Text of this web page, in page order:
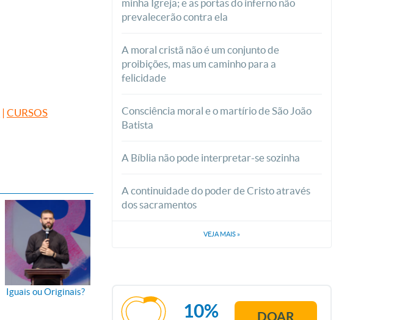
| CURSOS
Iguais ou Originais?
minha Igreja; e as portas do inferno não
prevalecerão contra ela
A moral cristã não é um conjunto de
proibições, mas um caminho para a
felicidade
Consciência moral e o martírio de São João
Batista
A Bíblia não pode interpretar-se sozinha
A continuidade do poder de Cristo através
dos sacramentos
VEJA MAIS »
10% DOAR